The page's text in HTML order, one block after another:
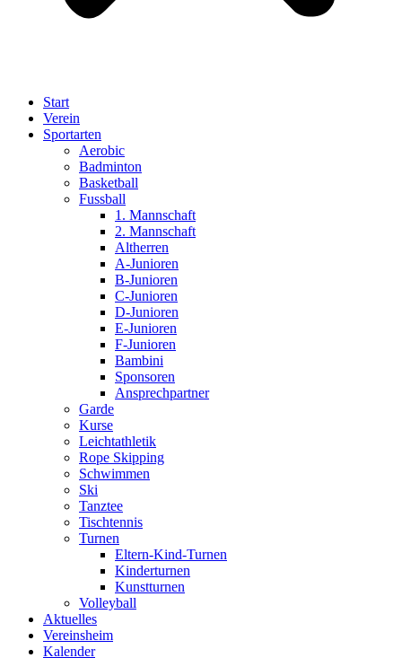
Start
Verein
Sportarten
Aerobic
Badminton
Basketball
Fussball
1. Mannschaft
2. Mannschaft
Altherren
A-Junioren
B-Junioren
C-Junioren
D-Junioren
E-Junioren
F-Junioren
Bambini
Sponsoren
Ansprechpartner
Garde
Kurse
Leichtathletik
Rope Skipping
Schwimmen
Ski
Tanztee
Tischtennis
Turnen
Eltern-Kind-Turnen
Kinderturnen
Kunstturnen
Volleyball
Aktuelles
Vereinsheim
Kalender